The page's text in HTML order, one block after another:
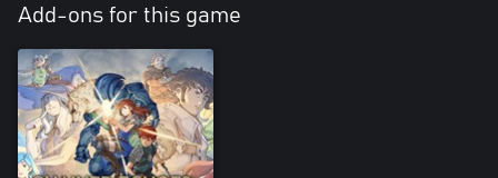
Add-ons for this game